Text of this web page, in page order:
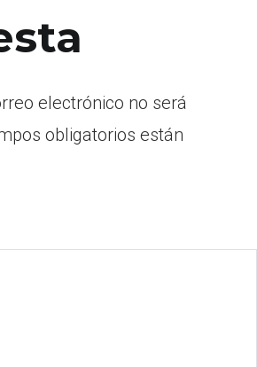
electrónico no será
obligatorios están